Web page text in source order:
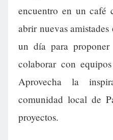
encuentro en un café
abrir nuevas amistades
un día para proponer
colaborar con
Aprovecha la
comunidad local de
proyectos.